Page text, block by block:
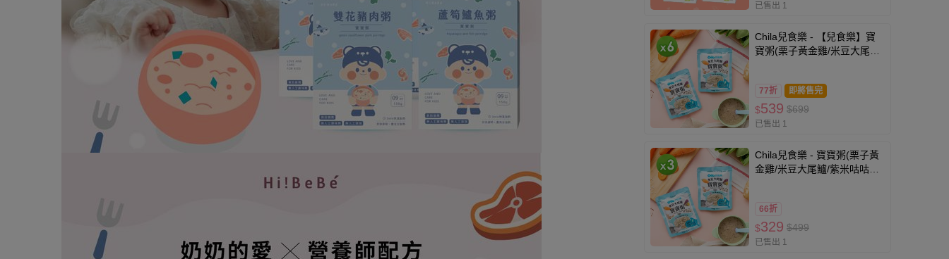
已售出 1
Chila兒食樂 - 【兒食樂】寶
寶粥(栗子黃金雞/米豆大尾鱸/
77折 即將售完
$539 $699
已售出 1
Chila兒食樂 - 寶寶粥(栗子黃
金雞/米豆大尾鱸/紫米咕咕雞)
66折
$329 $499
已售出 1